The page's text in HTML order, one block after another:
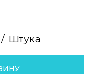
Штука